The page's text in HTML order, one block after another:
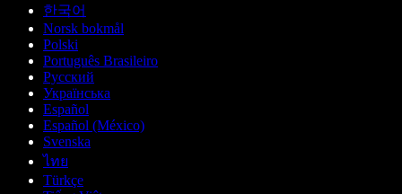
한국어
Norsk bokmål
Polski
Português Brasileiro
Русский
Українська
Español
Español (México)
Svenska
ไทย
Türkçe